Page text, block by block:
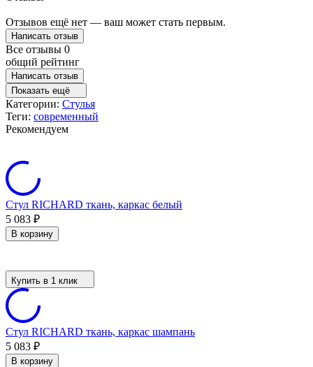
Отзывов ещё нет — ваш может стать первым.
Написать отзыв
Все отзывы 0
общий рейтинг
Написать отзыв
Показать ещё
Категории: Стулья
Теги: современный
Рекомендуем
Стул RICHARD ткань, каркас белый
5 083 ₽
В корзину
Купить в 1 клик
Стул RICHARD ткань, каркас шампань
5 083 ₽
В корзину